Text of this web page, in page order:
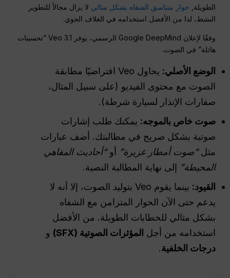
الطويلة, حوار متناسق الشفاه بشكل مثالي لا يزال مجالاً للتطوير
النشط، لذا من الأفضل استخدامه في الغلاف الجوي.
وفقًا لإعلان Google DeepMind الرسمي، يوفر Veo 3.1 “تحسينات
هائلة” في الصوت.
الوضع الأصلي:
يحاول Veo افتراضيًا مطابقة
الصوت مع محتوى الفيديو (على سبيل المثال،
صفارات الإنذار لسيارة شرطة).
صوت خاص بالموجه: يمكنك طلب إشارات
صوتية بشكل صريح في مطالبتك. أضف عبارات
مثل“صوت أمطار غزيرة” أو“أحاديث المقاهي
المحيطة” إلى نهاية المطالبة النصية.
القيود:
بينما يقوم Veo بتوليد الصوت، إلا أنه لا
يدعم حتى الآن الحوار المتزامن مع الشفاه
بشكل مثالي للخطابات الطويلة. من الأفضل
استخدامه من أجل المؤثرات الصوتية (SFX)
و
درجات الخلفية.